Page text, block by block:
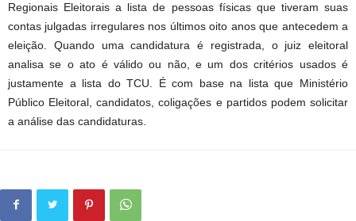
Regionais Eleitorais a lista de pessoas físicas que tiveram suas
contas julgadas irregulares nos últimos oito anos que antecedem a
eleição. Quando uma candidatura é registrada, o juiz eleitoral
analisa se o ato é válido ou não, e um dos critérios usados é
justamente a lista do TCU. É com base na lista que Ministério
Público Eleitoral, candidatos, coligações e partidos podem solicitar
a análise das candidaturas.